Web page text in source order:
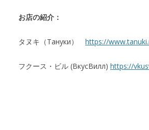
お店の紹介：
タヌキ（Тануки） https://
フクース・ビル (ВкусВилл) https://